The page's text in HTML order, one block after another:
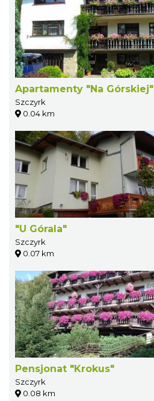
Apartamenty "Na Górskiej"
Szczyrk
0.04 km
"U Górala"
Szczyrk
0.07 km
Pensjonat "Krokus"
Szczyrk
0.08 km